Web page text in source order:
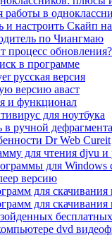
работы в
и настроить Скайп
по Чиангмаю
процесс обновления?
в программе
русская версия
версию аваст
и функционал
для ноутбука
в ручной
Dr Web Cureit
для чтения djvu и
для Windows
версию
для
для
dvd